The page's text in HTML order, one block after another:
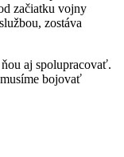
začiatku vojny
zostáva
aj spolupracovať.
bojovať